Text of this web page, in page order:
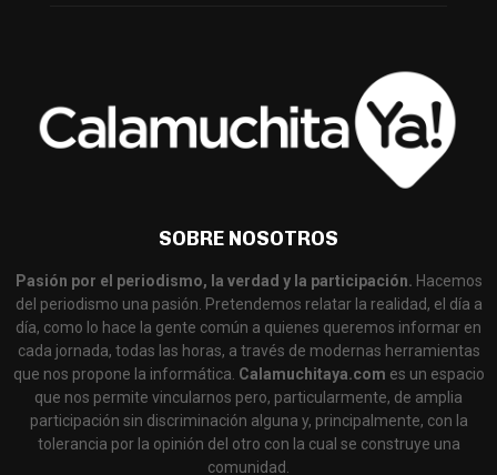
SOBRE NOSOTROS
Pasión por el periodismo, la verdad y la participación. Hacemos
del periodismo una pasión. Pretendemos relatar la realidad, el día a
día, como lo hace la gente común a quienes queremos informar en
cada jornada, todas las horas, a través de modernas herramientas
que nos propone la informática. Calamuchitaya.com es un espacio
que nos permite vincularnos pero, particularmente, de amplia
participación sin discriminación alguna y, principalmente, con la
tolerancia por la opinión del otro con la cual se construye una
comunidad.